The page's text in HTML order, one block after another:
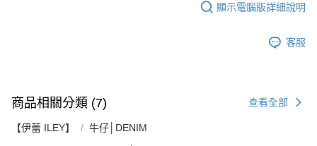
顯示電腦版詳細說明
客服
商品相關分類 (7) 查看全部
【伊蕾 ILEY】 牛仔│DENIM